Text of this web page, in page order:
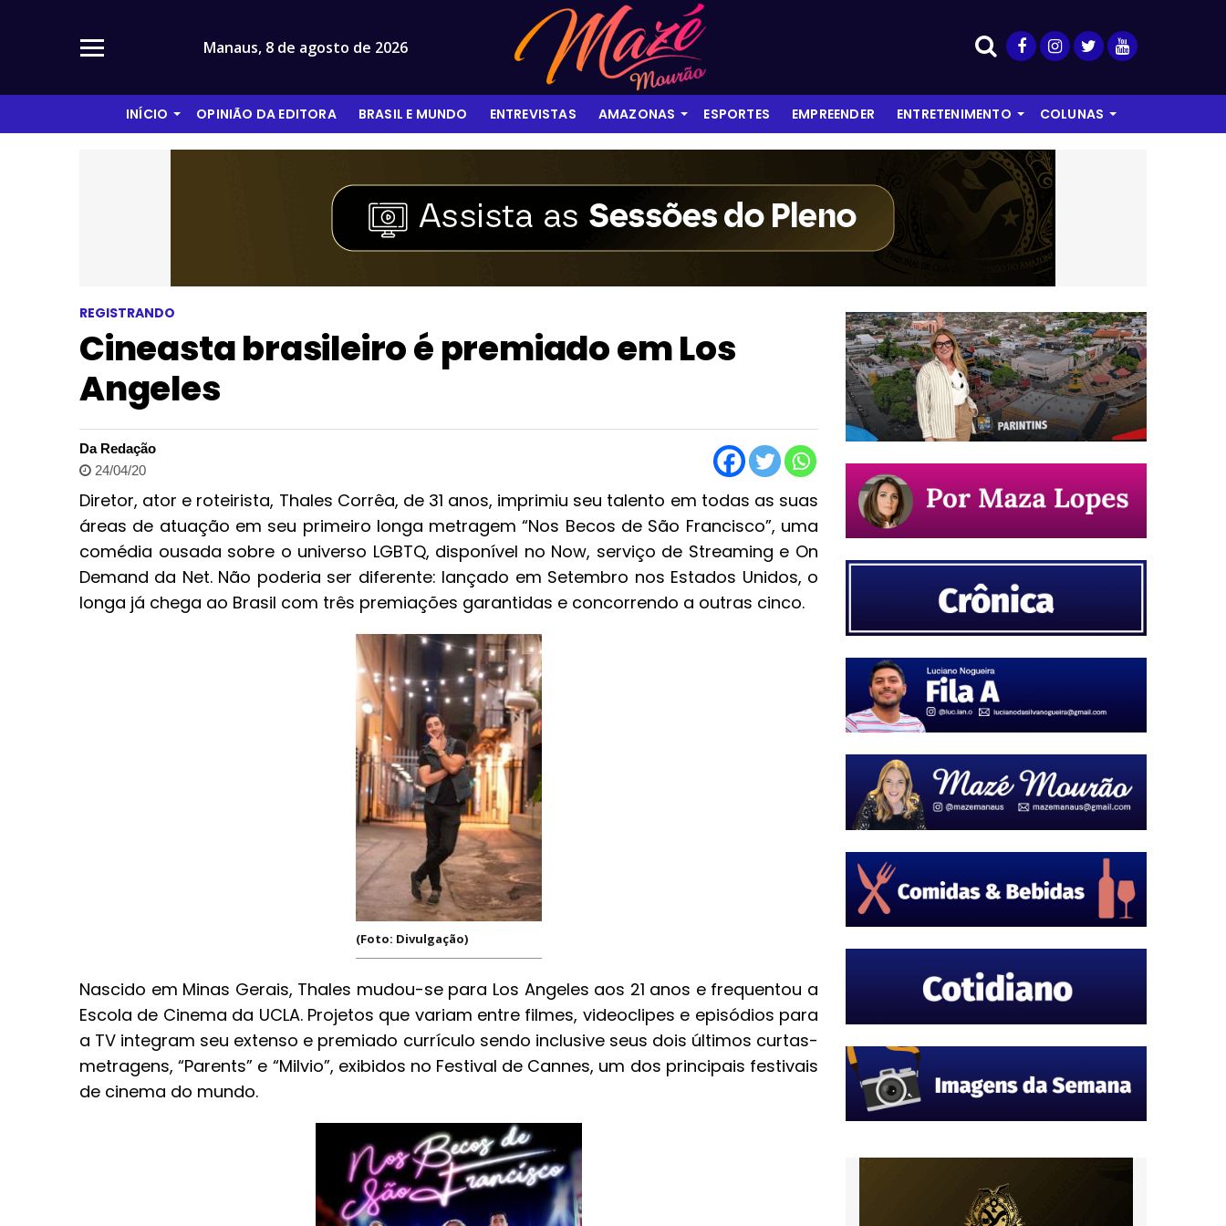
Manaus, 8 de agosto de 2026
INÍCIO OPINIÃO DA EDITORA BRASIL E MUNDO ENTREVISTAS AMAZONAS ESPORTES EMPREENDER ENTRETENIMENTO COLUNAS
REGISTRANDO
Cineasta brasileiro é premiado em Los
Angeles
Da Redação
24/04/20
Diretor, ator e roteirista, Thales Corrêa, de 31 anos, imprimiu seu talento em todas as suas
áreas de atuação em seu primeiro longa metragem “Nos Becos de São Francisco”, uma
comédia ousada sobre o universo LGBTQ, disponível no Now, serviço de Streaming e On
Demand da Net. Não poderia ser diferente: lançado em Setembro nos Estados Unidos, o
longa já chega ao Brasil com três premiações garantidas e concorrendo a outras cinco.
(Foto: Divulgação)
Nascido em Minas Gerais, Thales mudou-se para Los Angeles aos 21 anos e frequentou a
Escola de Cinema da UCLA. Projetos que variam entre filmes, videoclipes e episódios para
a TV integram seu extenso e premiado currículo sendo inclusive seus dois últimos curtas-
metragens, “Parents” e “Milvio”, exibidos no Festival de Cannes, um dos principais festivais
de cinema do mundo.